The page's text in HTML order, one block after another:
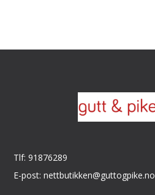
Tlf: 91876289
E-post: nettbutikken@guttogpike.no